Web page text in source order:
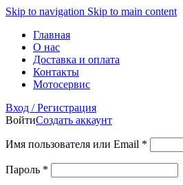
Skip to navigation Skip to main content
Главная
О нас
Доставка и оплата
Контакты
Мотосервис
Вход / Регистрация
ВойтиСоздать аккаунт
Имя пользователя или Email *
Пароль *